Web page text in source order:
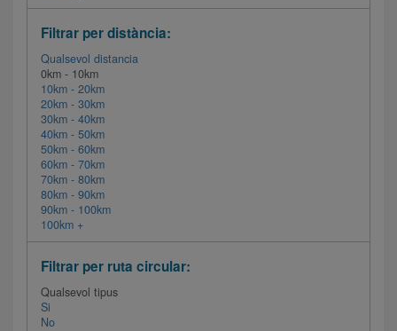
Filtrar per distància:
Qualsevol distancia
0km - 10km
10km - 20km
20km - 30km
30km - 40km
40km - 50km
50km - 60km
60km - 70km
70km - 80km
80km - 90km
90km - 100km
100km +
Filtrar per ruta circular:
Qualsevol tipus
Si
No